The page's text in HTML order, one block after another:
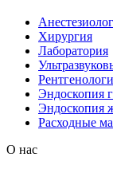
Хирургия
Лаборатория
Эндоскопия
Эндоскопия
Расходные
О нас